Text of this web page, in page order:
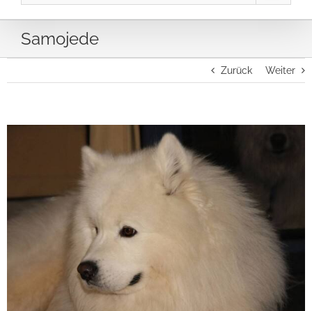
Samojede
Zurück Weiter